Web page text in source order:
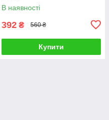
В наявності
392 ₴ 560 ₴
Купити